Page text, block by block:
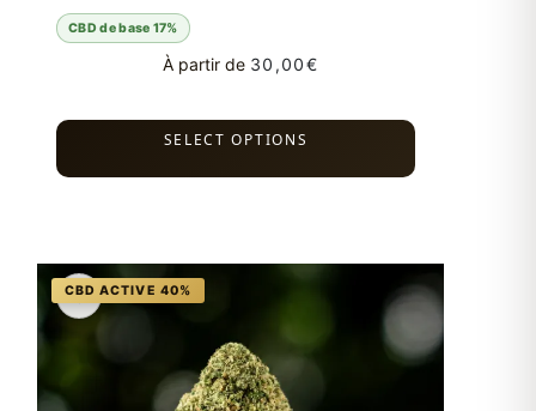
CBD de base 17%
À partir de 30,00€
SELECT OPTIONS
♡